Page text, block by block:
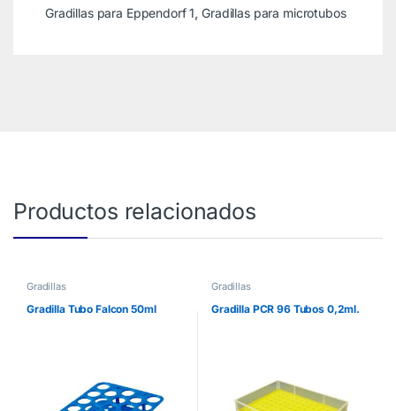
Gradillas para Eppendorf 1,Gradillas para microtubos
Productos relacionados
Gradillas
Gradilla Tubo Falcon 50ml
Gradillas
Gradilla PCR 96 Tubos 0,2ml.